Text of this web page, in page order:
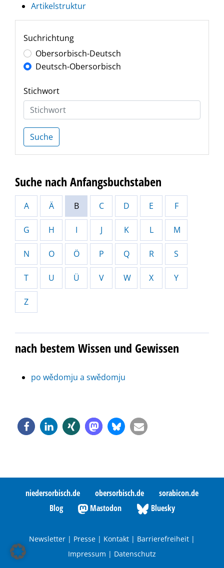
Artikelstruktur
Suchrichtung
Obersorbisch-Deutsch
Deutsch-Obersorbisch
Stichwort
Suche
Suche nach Anfangsbuchstaben
A Ä B C D E F
G H I J K L M
N O Ö P Q R S
T U Ü V W X Y
Z
nach bestem Wissen und Gewissen
po wědomju a swědomju
niedersorbisch.de obersorbisch.de
sorabicon.de
Blog
Mastodon Bluesky
Newsletter | Presse | Kontakt | Barrierefreiheit |
Impressum | Datenschutz